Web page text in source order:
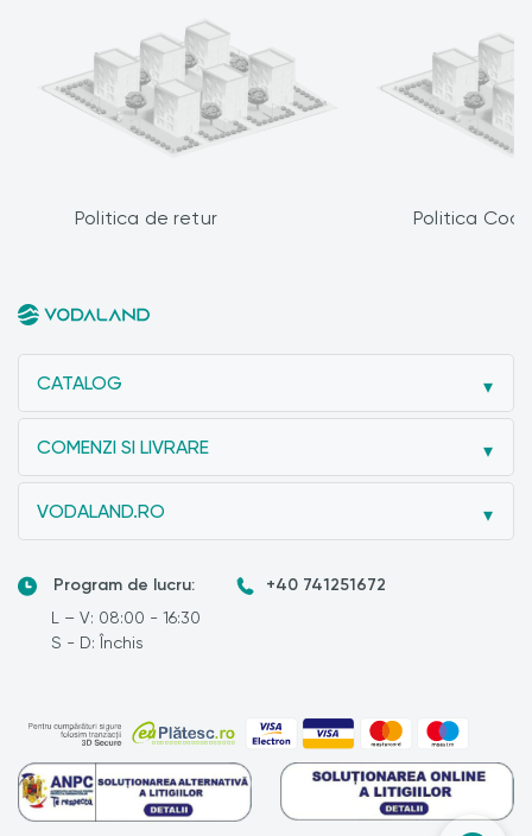
Politica de retur Politica
CATALOG
COMENZI SI LIVRARE
VODALAND.RO
Program de lucru:
L – V: 08:00 - 16:30
S - D: Închis
+40 741251672